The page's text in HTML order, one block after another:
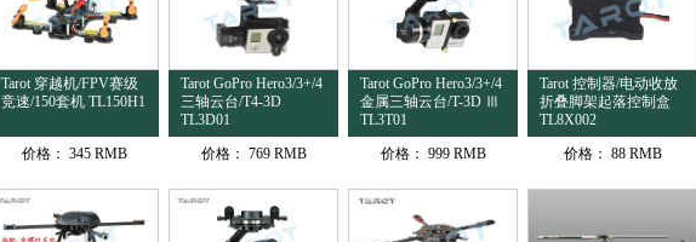
Tarot 穿越机/FPV赛级
竞速/150套机 TL150H1
价格： 345 RMB
Tarot GoPro Hero3/3+/4
三轴云台/T4-3D
TL3D01
价格： 769 RMB
Tarot GoPro Hero3/3+/4
金属三轴云台/T-3D Ⅲ
TL3T01
价格： 999 RMB
Tarot 控制器/电动收放
折叠脚架起落控制盒
TL8X002
价格： 88 RMB